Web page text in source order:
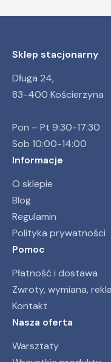
Sklep stacjonarny
Długa 24,
83-400 Kościerzyna
Pon – Pt 9:30-17:30
Sob 10:00-14:00
Informacje
O sklepie
Blog
Regulamin
Polityka prywatności
Pomoc
Płatność i dostawa
Zwroty, wymiana,
Kontakt
Nasza oferta
Warsztaty